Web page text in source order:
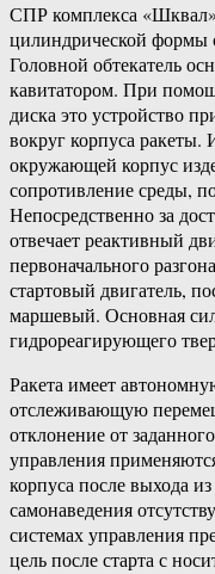
СПР комплекса
цилиндрической формы
Головной обтекатель
кавитатором. При
диска это устройство
вокруг корпуса ракеты.
окружающей корпус
сопротивление среды,
Непосредственно за
отвечает реактивный
первоначального
стартовый двигатель,
маршевый. Основная
гидрореагирующего
Ракета имеет
отслеживающую
отклонение от
управления
корпуса после выхода
самонаведения
системах управления
цель после старта с